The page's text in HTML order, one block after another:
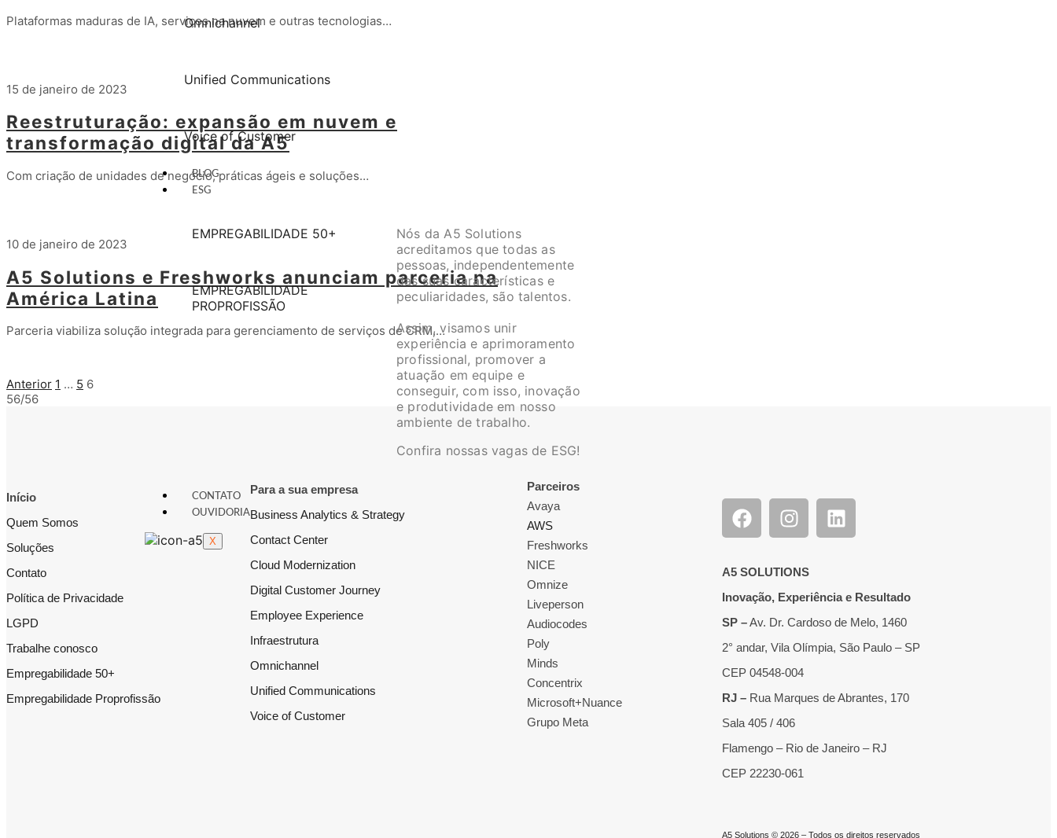
Omnichannel
Unified Communications
Voice of Customer
BLOG
ESG
EMPREGABILIDADE 50+
EMPREGABILIDADE
PROPROFISSÃO
Nós da A5 Solutions
acreditamos que todas as
pessoas, independentemente
das suas características e
peculiaridades, são talentos.
Assim, visamos unir
experiência e aprimoramento
profissional, promover a
atuação em equipe e
conseguir, com isso, inovação
e produtividade em nosso
ambiente de trabalho.
Confira nossas vagas de ESG!
CONTATO
OUVIDORIA
X
Plataformas maduras de IA, serviços na nuvem e outras tecnologias…
15 de janeiro de 2023
Reestruturação: expansão em nuvem e
transformação digital da A5
Com criação de unidades de negócio, práticas ágeis e soluções…
10 de janeiro de 2023
A5 Solutions e Freshworks anunciam parceria na
América Latina
Parceria viabiliza solução integrada para gerenciamento de serviços de CRM,…
Anterior 1 … 5 6
56/56
Início
Quem Somos
Soluções
Contato
Política de Privacidade
LGPD
Trabalhe conosco
Empregabilidade 50+
Empregabilidade Proprofissão
Para a sua empresa
Business Analytics & Strategy
Contact Center
Cloud Modernization
Digital Customer Journey
Employee Experience
Infraestrutura
Omnichannel
Unified Communications
Voice of Customer
Parceiros
Avaya
AWS
Freshworks
NICE
Omnize
Liveperson
Audiocodes
Poly
Minds
Concentrix
Microsoft+Nuance
Grupo Meta
A5 SOLUTIONS
Inovação, Experiência e Resultado
SP –Av. Dr. Cardoso de Melo, 1460
2° andar, Vila Olímpia, São Paulo – SP
CEP 04548-004
RJ – Rua Marques de Abrantes, 170
Sala 405 / 406
Flamengo – Rio de Janeiro – RJ
CEP 22230-061
A5 Solutions © 2026 – Todos os direitos reservados